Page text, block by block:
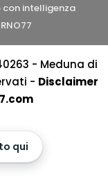
con intelligenza
- Meduna di
- Disclaimer
qui